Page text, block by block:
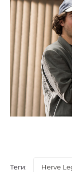
Теги: Herve